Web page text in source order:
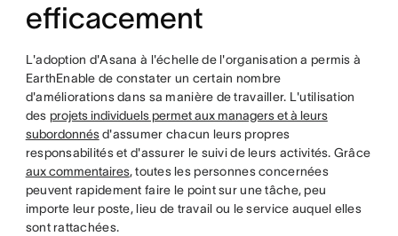
efficacement
L'adoption d'Asana à l'échelle de l'organisation a permis à
EarthEnable de constater un certain nombre
d'améliorations dans sa manière de travailler. L'utilisation
des projets individuels permet aux managers et à leurs
subordonnésd'assumer chacun leurs propres
responsabilités et d'assurer le suivi de leurs activités. Grâce
aux commentaires, toutes les personnes concernées
peuvent rapidement faire le point sur une tâche, peu
importe leur poste, lieu de travail ou le service auquel elles
sont rattachées.